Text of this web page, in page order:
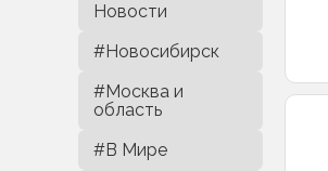
Новости
#Новосибирск
#Москва и
область
#В Мире